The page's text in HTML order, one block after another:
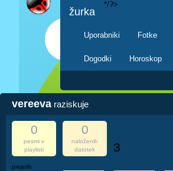
žurka
Uporabniki Fotke
Dogodki Horoskop
*/?>
vereeva raziskuje
0
pesmi v
playlisti
0
naloženih
datotek
3
prejetih